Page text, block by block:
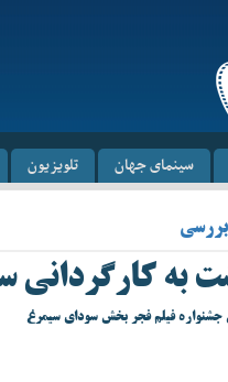
سینمای جهان تلویزیون
بررسی
به
فیلم فجر بخش سودای سیمرغ